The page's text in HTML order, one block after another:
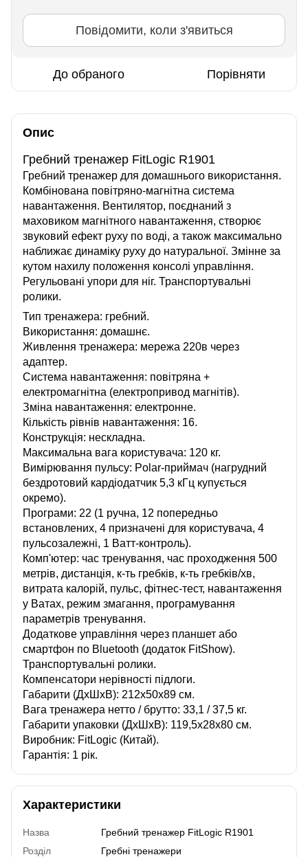
Повідомити, коли з'явиться
До обраного Порівняти
Опис
Гребний тренажер FitLogic R1901
Гребний тренажер для домашнього використання.
Комбінована повітряно-магнітна система
навантаження. Вентилятор, поєднаний з
маховиком магнітного навантаження, створює
звуковий ефект руху по воді, а також максимально
наближає динаміку руху до натуральної. Змінне за
кутом нахилу положення консолі управління.
Регульовані упори для ніг. Транспортувальні
ролики.
Тип тренажера: гребний.
Використання: домашнє.
Живлення тренажера: мережа 220в через
адаптер.
Система навантаження: повітряна +
електромагнітна (електропривод магнітів).
Зміна навантаження: електронне.
Кількість рівнів навантаження: 16.
Конструкція: нескладна.
Максимальна вага користувача: 120 кг.
Вимірювання пульсу: Polar-приймач (нагрудний
бездротовий кардіодатчик 5,3 кГц купується
окремо).
Програми: 22 (1 ручна, 12 попередньо
встановлених, 4 призначені для користувача, 4
пульсозалежні, 1 Ватт-контроль).
Комп'ютер: час тренування, час проходження 500
метрів, дистанція, к-ть гребків, к-ть гребків/хв,
витрата калорій, пульс, фітнес-тест, навантаження
у Ватах, режим змагання, програмування
параметрів тренування.
Додаткове управління через планшет або
смартфон по Bluetooth (додаток FitShow).
Транспортувальні ролики.
Компенсатори нерівності підлоги.
Габарити (ДхШхВ): 212х50х89 см.
Вага тренажера нетто / брутто: 33,1 / 37,5 кг.
Габарити упаковки (ДхШхВ): 119,5х28х80 см.
Виробник: FitLogic (Китай).
Гарантія: 1 рік.
Характеристики
Назва
Гребний тренажер FitLogic R1901
Розділ
Гребні тренажери